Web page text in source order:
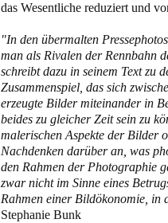
das Wesentliche reduziert und
"In den übermalten
man als Rivalen der Rennbahn
schreibt dazu in seinem Text zu
Zusammenspiel, das sich
erzeugte Bilder miteinander in
beides zu gleicher Zeit sein zu
malerischen Aspekte der Bilder
Nachdenken darüber an, was
den Rahmen der Photographie
zwar nicht im Sinne eines
Rahmen einer Bildökonomie, in
Stephanie Bunk